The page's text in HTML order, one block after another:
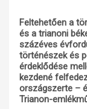
Feltehetően a
és a trianoni
százéves
történészek és
érdeklődése
kezdené
országszerte –
Trianon-